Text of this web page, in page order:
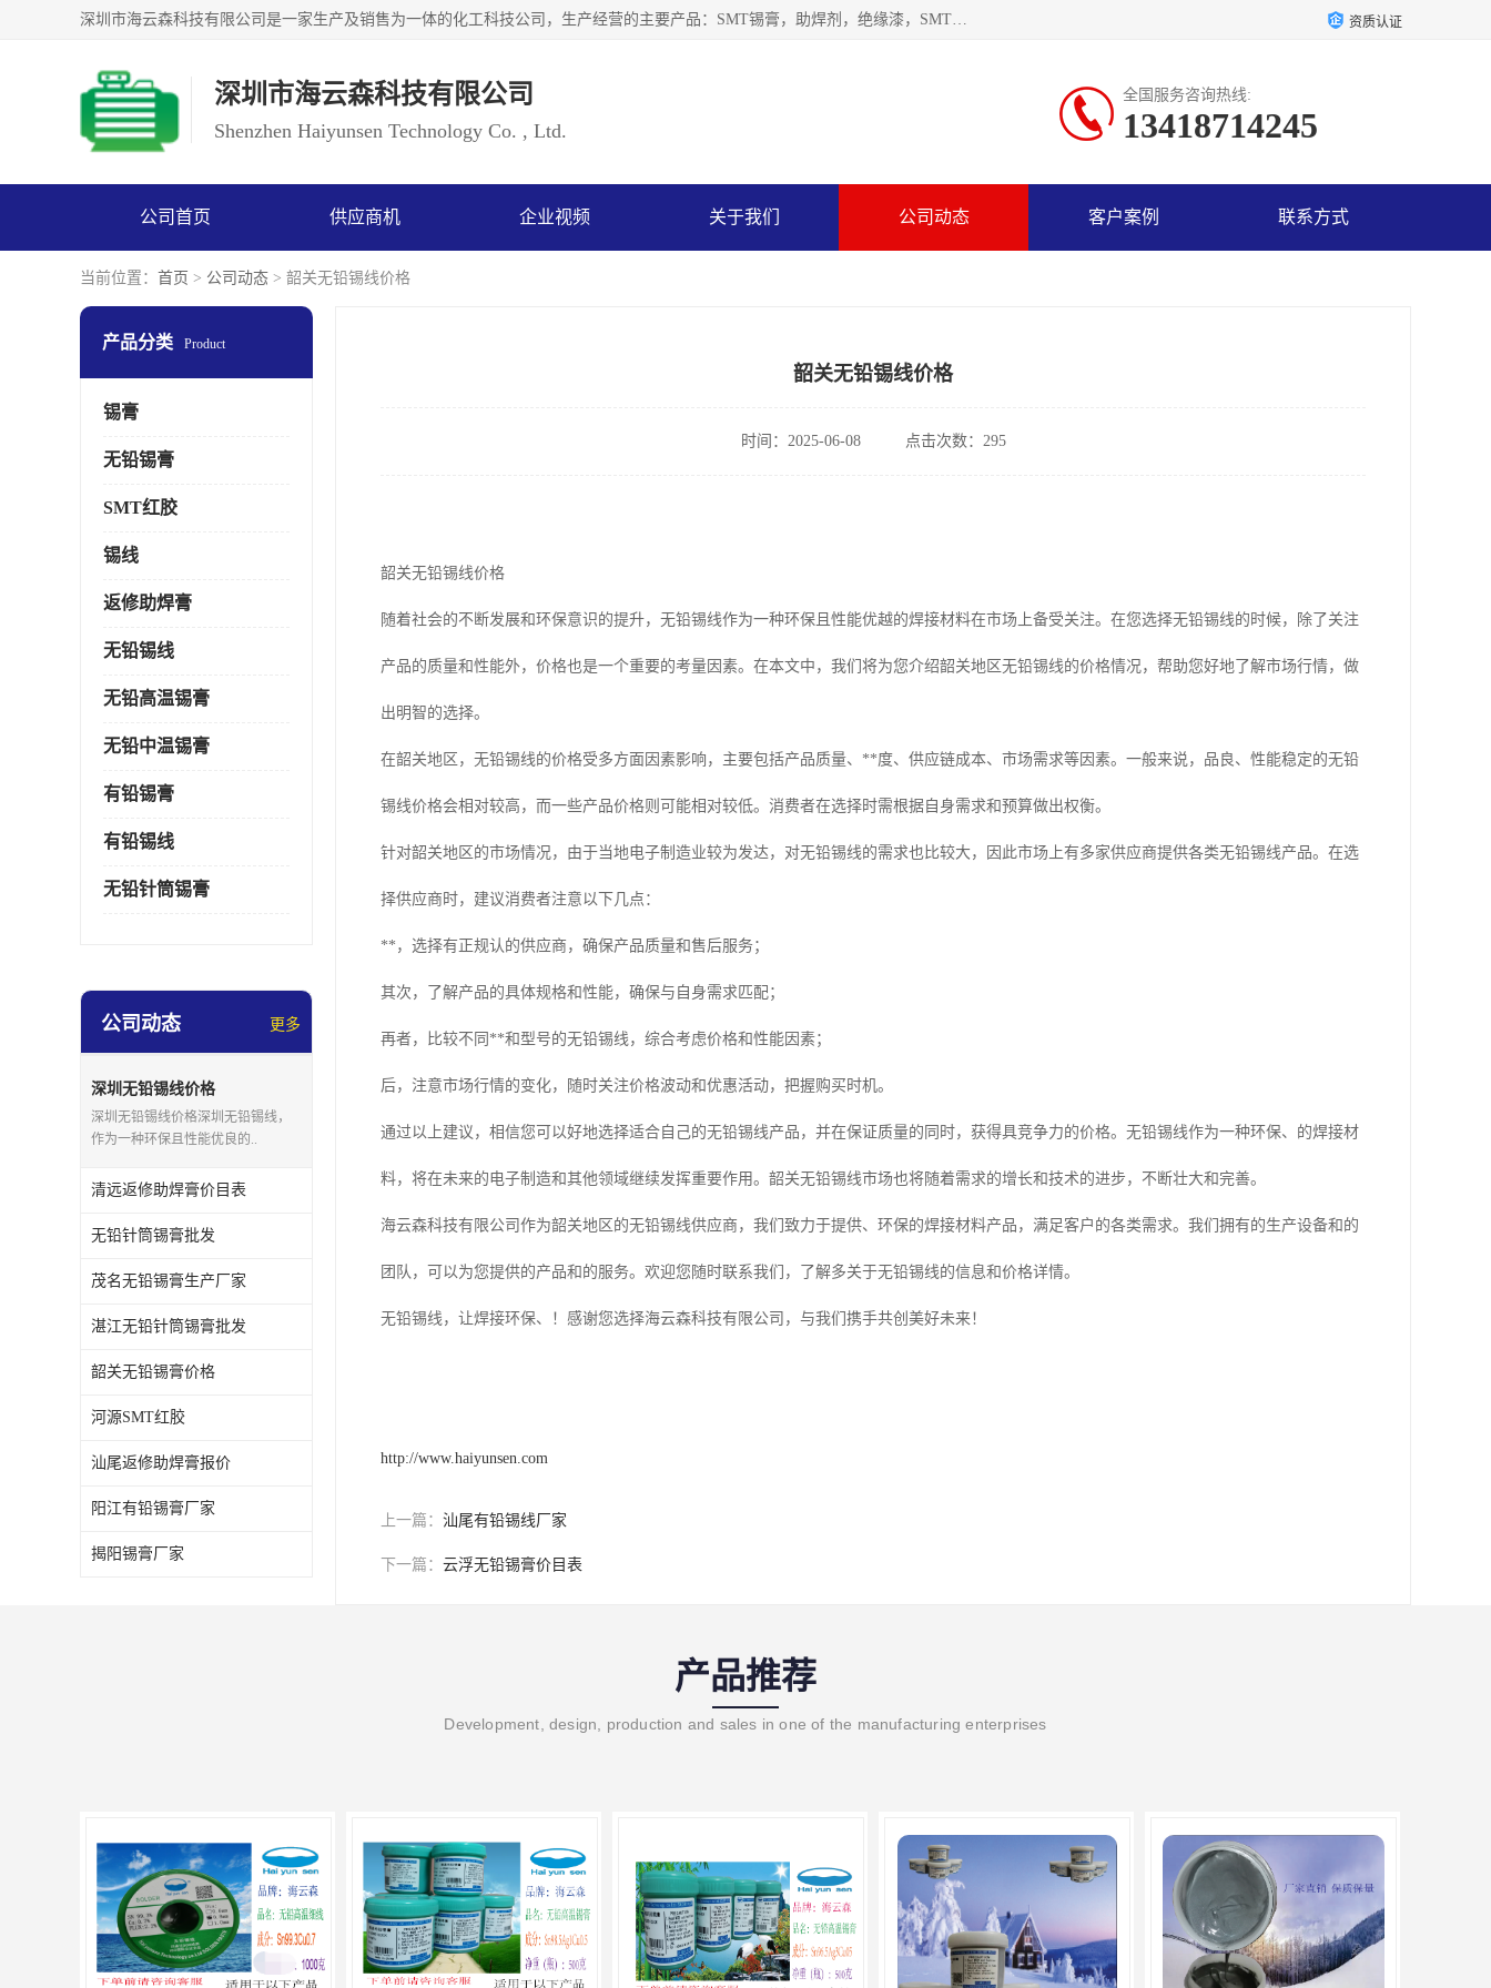
深圳市海云森科技有限公司是一家生产及销售为一体的化工科技公司，生产经营的主要产品：SMT锡膏，助焊剂，绝缘漆，SMT红胶，锡条，锡线 等电子辅料系列产品。海云森科技公司自成立以来一贯坚持“发展是根本质量是生存、服务第一”企业宗旨，其发展速度成为同行业的佼佼者，秉承国际大潮到来之际，公司以环境保护为己任，率先开发出无铅焊锡膏，无铅助焊剂，无铅清洗剂等产品。 资质认证
深圳市海云森科技有限公司
Shenzhen Haiyunsen Technology Co. , Ltd.
全国服务咨询热线:
13418714245
公司首页 供应商机 企业视频 关于我们 公司动态 客户案例 联系方式
当前位置： 首页 > 公司动态 > 韶关无铅锡线价格
产品分类 Product
锡膏
无铅锡膏
SMT红胶
锡线
返修助焊膏
无铅锡线
无铅高温锡膏
无铅中温锡膏
有铅锡膏
有铅锡线
无铅针筒锡膏
公司动态 更多
深圳无铅锡线价格
深圳无铅锡线价格深圳无铅锡线，
作为一种环保且性能优良的..
清远返修助焊膏价目表
无铅针筒锡膏批发
茂名无铅锡膏生产厂家
湛江无铅针筒锡膏批发
韶关无铅锡膏价格
河源SMT红胶
汕尾返修助焊膏报价
阳江有铅锡膏厂家
揭阳锡膏厂家
韶关无铅锡线价格
时间：2025-06-08 点击次数：295
韶关无铅锡线价格
随着社会的不断发展和环保意识的提升，无铅锡线作为一种环保且性能优越的焊接材料在市场上备受关注。在您选择无铅锡线的时候，除了关注
产品的质量和性能外，价格也是一个重要的考量因素。在本文中，我们将为您介绍韶关地区无铅锡线的价格情况，帮助您好地了解市场行情，做
出明智的选择。
在韶关地区，无铅锡线的价格受多方面因素影响，主要包括产品质量、**度、供应链成本、市场需求等因素。一般来说，品良、性能稳定的无铅
锡线价格会相对较高，而一些产品价格则可能相对较低。消费者在选择时需根据自身需求和预算做出权衡。
针对韶关地区的市场情况，由于当地电子制造业较为发达，对无铅锡线的需求也比较大，因此市场上有多家供应商提供各类无铅锡线产品。在选
择供应商时，建议消费者注意以下几点：
**，选择有正规认的供应商，确保产品质量和售后服务；
其次，了解产品的具体规格和性能，确保与自身需求匹配；
再者，比较不同**和型号的无铅锡线，综合考虑价格和性能因素；
后，注意市场行情的变化，随时关注价格波动和优惠活动，把握购买时机。
通过以上建议，相信您可以好地选择适合自己的无铅锡线产品，并在保证质量的同时，获得具竞争力的价格。无铅锡线作为一种环保、的焊接材
料，将在未来的电子制造和其他领域继续发挥重要作用。韶关无铅锡线市场也将随着需求的增长和技术的进步，不断壮大和完善。
海云森科技有限公司作为韶关地区的无铅锡线供应商，我们致力于提供、环保的焊接材料产品，满足客户的各类需求。我们拥有的生产设备和的
团队，可以为您提供的产品和的服务。欢迎您随时联系我们，了解多关于无铅锡线的信息和价格详情。
无铅锡线，让焊接环保、！感谢您选择海云森科技有限公司，与我们携手共创美好未来！
http://www.haiyunsen.com
上一篇： 汕尾有铅锡线厂家
下一篇： 云浮无铅锡膏价目表
产品推荐
Development, design, production and sales in one of the manufacturing enterprises